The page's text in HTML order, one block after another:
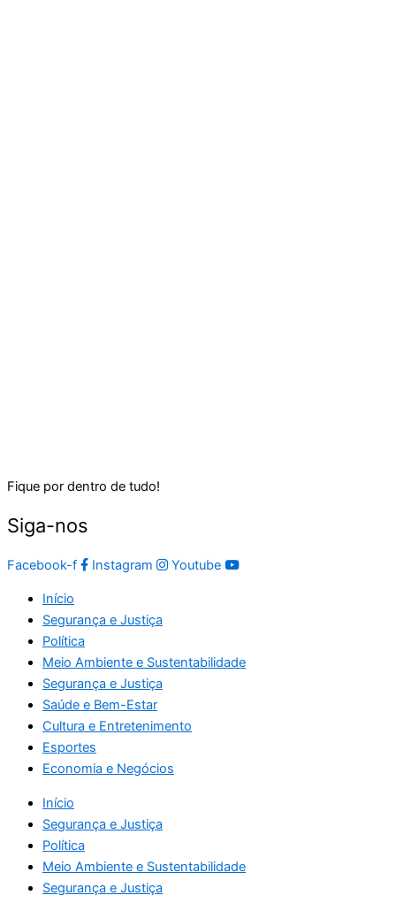
Fique por dentro de tudo!
Siga-nos
Facebook-f Instagram Youtube
Início
Segurança e Justiça
Política
Meio Ambiente e Sustentabilidade
Segurança e Justiça
Saúde e Bem-Estar
Cultura e Entretenimento
Esportes
Economia e Negócios
Início
Segurança e Justiça
Política
Meio Ambiente e Sustentabilidade
Segurança e Justiça